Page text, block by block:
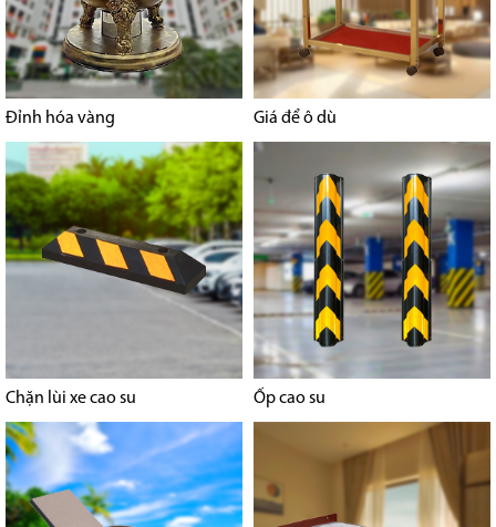
Đỉnh hóa vàng Giá để ô dù
Chặn lùi xe cao su Ốp cao su